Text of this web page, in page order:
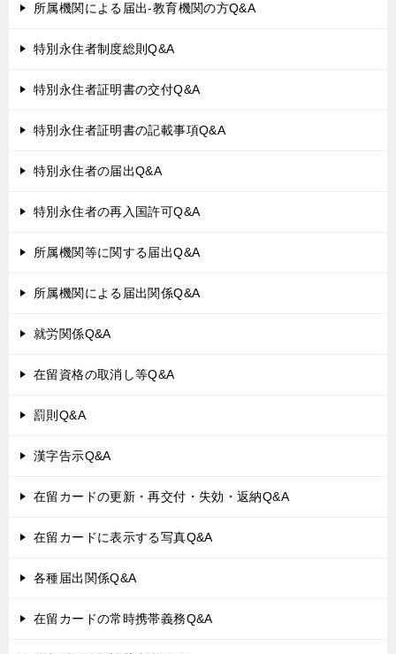
所属機関による届出-教育機関の方Q&A
特別永住者制度総則Q&A
特別永住者証明書の交付Q&A
特別永住者証明書の記載事項Q&A
特別永住者の届出Q&A
特別永住者の再入国許可Q&A
所属機関等に関する届出Q&A
所属機関による届出関係Q&A
就労関係Q&A
在留資格の取消し等Q&A
罰則Q&A
漢字告示Q&A
在留カードの更新・再交付・失効・返納Q&A
在留カードに表示する写真Q&A
各種届出関係Q&A
在留カードの常時携帯義務Q&A